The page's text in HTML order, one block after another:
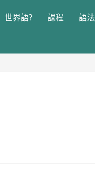
世界語? 課程 語法